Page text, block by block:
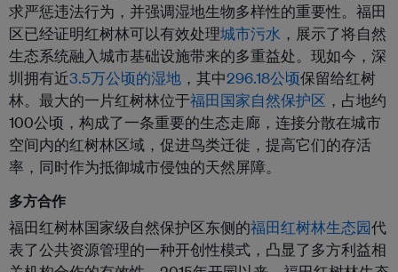
求严惩违法行为，并强调湿地生物多样性的重要性。福田
区已经证明红树林可以有效处理城市污水 ，展示了将自然
生态系统融入城市基础设施带来的多重益处。现如今，深
圳拥有近3.5万公顷的湿地 ，其中296.18公顷保留给红树
林。最大的一片红树林位于福田国家自然保护区 ，占地约
100公顷，构成了一条重要的生态走廊，连接分散在城市
空间内的红树林区域，促进鸟类迁徙，提高它们的存活
率，同时作为抵御城市侵蚀的天然屏障。
多方合作
福田红树林国家级自然保护区东侧的福田红树林生态园代
表了公共资源管理的一种开创性模式，凸显了多方利益相